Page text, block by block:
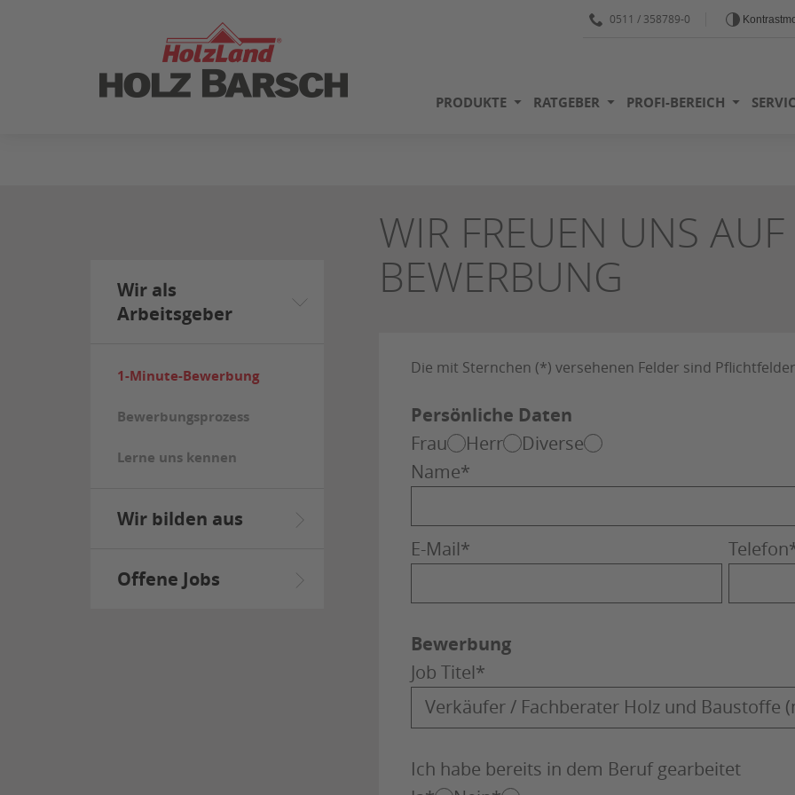
0511 / 358789-0
PRODUKTE RATGEBER PROFI-BEREICH
Wir als
Arbeitsgeber
1-Minute-Bewerbung
Bewerbungsprozess
Lerne uns kennen
Wir bilden aus
Offene Jobs
WIR FREUEN UNS
BEWERBUNG
Die mit Sternchen (*) versehenen Felder sind
Persönliche Daten
Frau
Herr
Diverse
Name*
E-Mail* Telefon
Bewerbung
Job Titel*
Ich habe bereits in dem Beruf gearbeitet